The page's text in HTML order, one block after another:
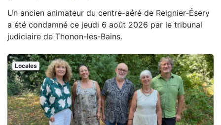
Un ancien animateur du centre-aéré de Reignier-Ésery
a été condamné ce jeudi 6 août 2026 par le tribunal
judiciaire de Thonon-les-Bains.
Locales